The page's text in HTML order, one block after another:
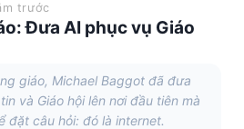
trước
Đưa AI phục vụ Giáo
giáo, Michael Baggot đã đưa
và Giáo hội lên nơi đầu tiên mà
đặt câu hỏi: đó là internet.